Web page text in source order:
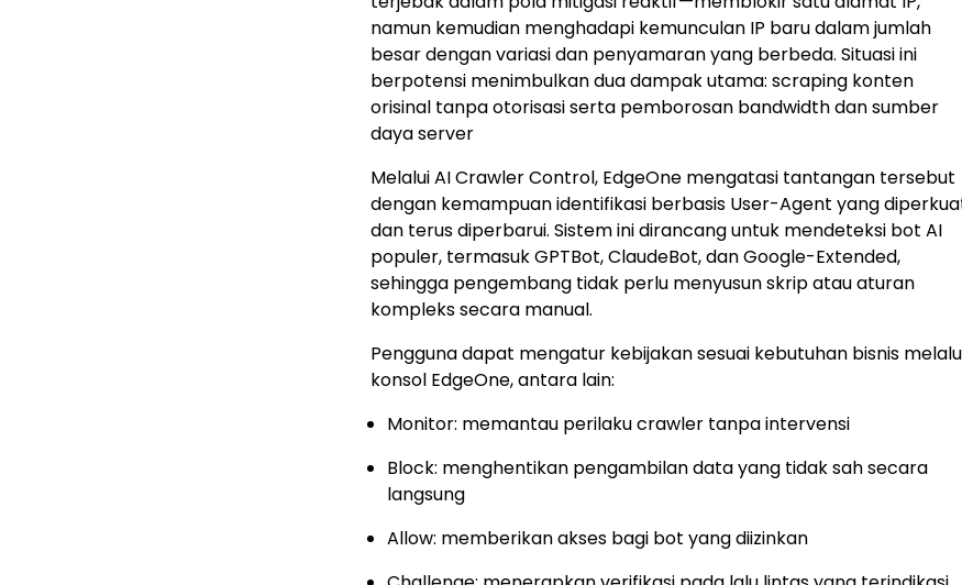
namun kemudian menghadapi kemunculan IP baru dalam jumlah
besar dengan variasi dan penyamaran yang berbeda. Situasi ini
berpotensi menimbulkan dua dampak utama: scraping konten
orisinal tanpa otorisasi serta pemborosan bandwidth dan sumber
daya server
Melalui AI Crawler Control, EdgeOne mengatasi tantangan tersebut
dengan kemampuan identifikasi berbasis User-Agent yang
dan terus diperbarui. Sistem ini dirancang untuk mendeteksi bot AI
populer, termasuk GPTBot, ClaudeBot, dan Google-Extended,
sehingga pengembang tidak perlu menyusun skrip atau aturan
kompleks secara manual.
Pengguna dapat mengatur kebijakan sesuai kebutuhan bisnis
konsol EdgeOne, antara lain:
Monitor: memantau perilaku crawler tanpa intervensi
Block: menghentikan pengambilan data yang tidak sah secara
langsung
Allow: memberikan akses bagi bot yang diizinkan